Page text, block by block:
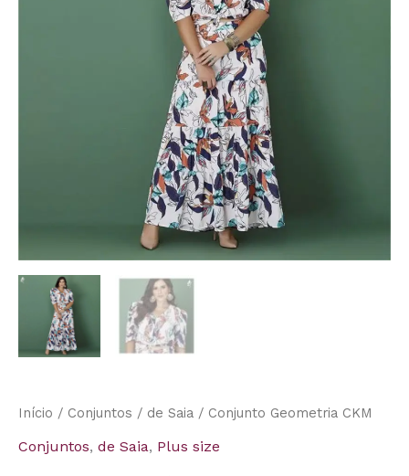
Início / Conjuntos / de Saia / Conjunto Geometria CKM
Conjuntos, de Saia, Plus size